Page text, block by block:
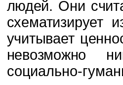
людей. Они
схематизирует
учитывает
невозможно
социально-